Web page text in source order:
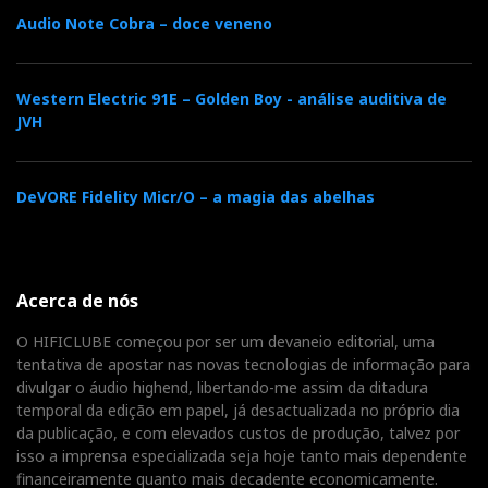
ficheiros áudio do meu bem recheado NAS, ou a ler
diretamente de um disco rígido sem precisar de um
media player como o JRiver. E reproduz tudo,
incluindo DSD512 Native*.
computador que justifica a compra, pois o RS150 é
DSD512, apenas DSD256. Mas, entretanto, ocorreu
um firmware update e voilá! DSD512 nativo
também!!
Qualidade de som
Audio Note Cobra – doce veneno
Western Electric 91E – Golden Boy - análise auditiva de
JVH
DeVORE Fidelity Micr/O – a magia das abelhas
Acerca de nós
O HIFICLUBE começou por ser um devaneio editorial, uma
tentativa de apostar nas novas tecnologias de informação para
divulgar o áudio highend, libertando-me assim da ditadura
temporal da edição em papel, já desactualizada no próprio dia
da publicação, e com elevados custos de produção, talvez por
isso a imprensa especializada seja hoje tanto mais dependente
financeiramente quanto mais decadente economicamente.